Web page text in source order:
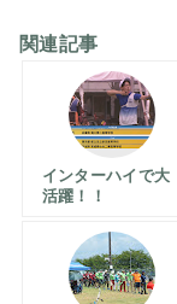
関連記事
インターハイで大
活躍！！